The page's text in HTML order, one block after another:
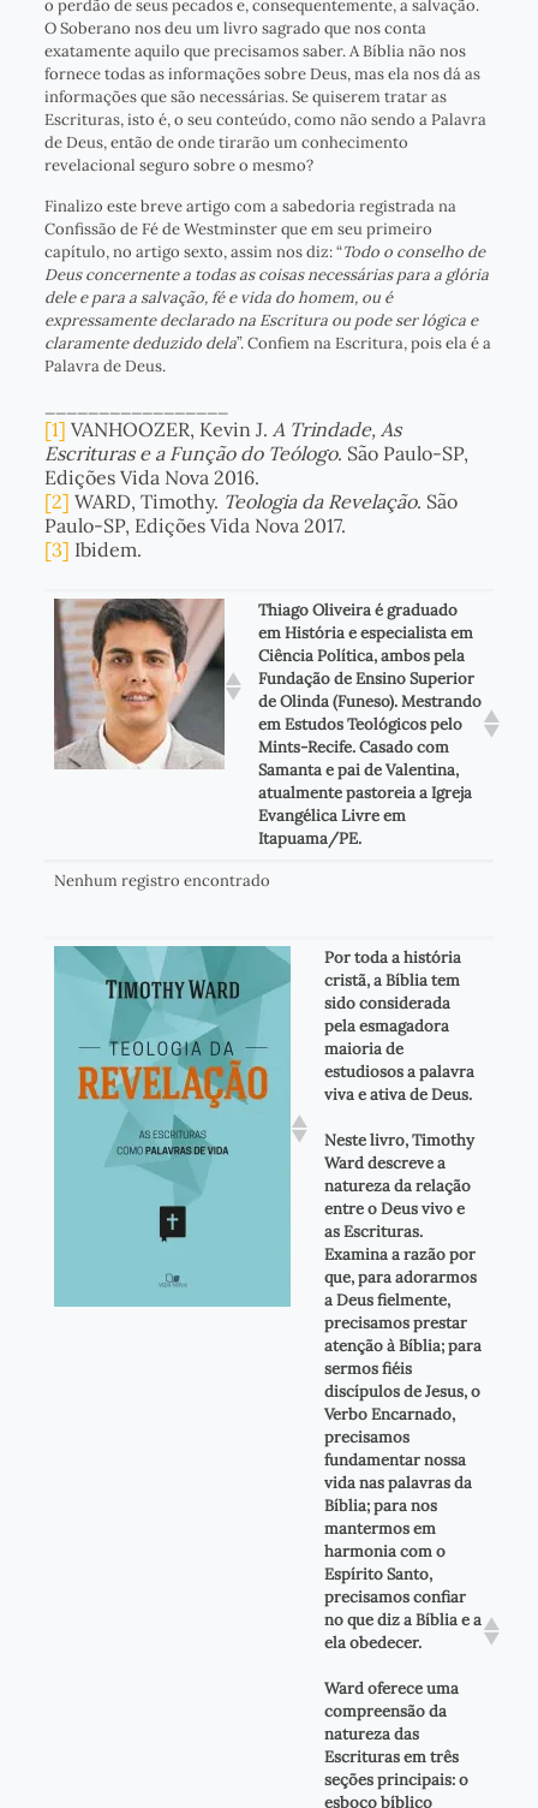
o perdão de seus pecados e, consequentemente, a salvação.
O Soberano nos deu um livro sagrado que nos conta
exatamente aquilo que precisamos saber. A Bíblia não nos
fornece todas as informações sobre Deus, mas ela nos dá as
informações que são necessárias. Se quiserem tratar as
Escrituras, isto é, o seu conteúdo, como não sendo a Palavra
de Deus, então de onde tirarão um conhecimento
revelacional seguro sobre o mesmo?
Finalizo este breve artigo com a sabedoria registrada na
Confissão de Fé de Westminster que em seu primeiro
capítulo, no artigo sexto, assim nos diz: “Todo o conselho de
Deus concernente a todas as coisas necessárias para a glória
dele e para a salvação, fé e vida do homem, ou é
expressamente declarado na Escritura ou pode ser lógica e
claramente deduzido dela”. Confiem na Escritura, pois ela é a
Palavra de Deus.
[1] VANHOOZER, Kevin J. A Trindade, As
Escrituras e a Função do Teólogo. São Paulo-SP,
Edições Vida Nova 2016.
[2] WARD, Timothy. Teologia da Revelação. São
Paulo-SP, Edições Vida Nova 2017.
[3] Ibidem.
Thiago Oliveira é graduado
em História e especialista em
Ciência Política, ambos pela
Fundação de Ensino Superior
de Olinda (Funeso). Mestrando
em Estudos Teológicos pelo
Mints-Recife. Casado com
Samanta e pai de Valentina,
atualmente pastoreia a Igreja
Evangélica Livre em
Itapuama/PE.
Nenhum registro encontrado
Por toda a história
cristã, a Bíblia tem
sido considerada
pela esmagadora
maioria de
estudiosos a palavra
viva e ativa de Deus.
Neste livro, Timothy
Ward descreve a
natureza da relação
entre o Deus vivo e
as Escrituras.
Examina a razão por
que, para adorarmos
a Deus fielmente,
precisamos prestar
atenção à Bíblia; para
sermos fiéis
discípulos de Jesus, o
Verbo Encarnado,
precisamos
fundamentar nossa
vida nas palavras da
Bíblia; para nos
mantermos em
harmonia com o
Espírito Santo,
precisamos confiar
no que diz a Bíblia e a
ela obedecer.
Ward oferece uma
compreensão da
natureza das
Escrituras em três
seções principais: o
esboço bíblico